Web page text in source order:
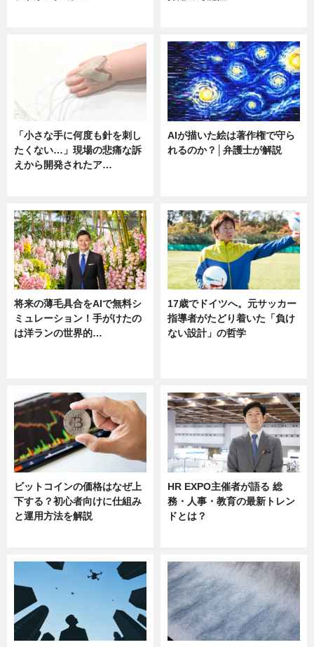
「小さな手に何度も針を刺し
たくない…」現場の悲痛な訴
えから開発されたア…
AIが描いた絵は著作権で守ら
れるのか？│弁護士が解説
将来の薄毛具合をAIで無料シ
ミュレーション！手がけたの
は洋ランの世界的…
17歳でドイツへ。元サッカー
指導者がたどり着いた「負け
ない設計」の哲学
ビットコインの価格はなぜ上
下する？初心者向けに仕組み
と運用方法を解説
HR EXPO主催者が語る 総
務・人事・教育の最新トレン
ドとは？